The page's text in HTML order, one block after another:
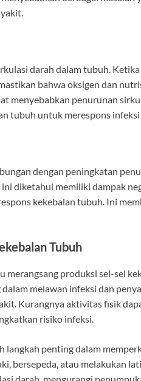
darah dalam tubuh.
bahwa oksigen dan
menyebabkan penurunan
tubuh untuk merespons
dengan peningkatan
diketahui memiliki dampak
kekebalan tubuh. Ini
Tubuh
merangsang produksi sel-sel
melawan infeksi dan
Kurangnya aktivitas fisik
risiko infeksi.
penting dalam
bersepeda, atau melakukan